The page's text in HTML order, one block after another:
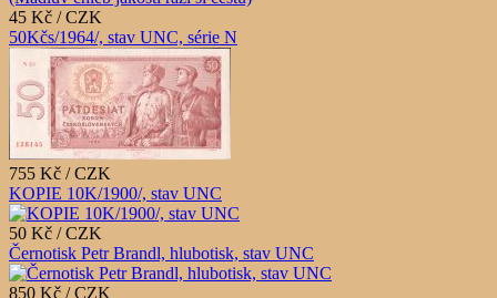
45 Kč / CZK
50Kčs/1964/, stav UNC, série N
755 Kč / CZK
KOPIE 10K/1900/, stav UNC
50 Kč / CZK
Černotisk Petr Brandl, hlubotisk, stav UNC
850 Kč / CZK